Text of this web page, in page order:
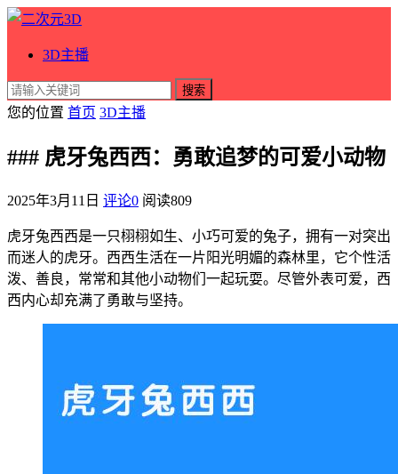
3D主播
搜索
您的位置 首页 3D主播
### 虎牙兔西西：勇敢追梦的可爱小动物
2025年3月11日 评论0 阅读809
虎牙兔西西是一只栩栩如生、小巧可爱的兔子，拥有一对突出
而迷人的虎牙。西西生活在一片阳光明媚的森林里，它个性活
泼、善良，常常和其他小动物们一起玩耍。尽管外表可爱，西
西内心却充满了勇敢与坚持。